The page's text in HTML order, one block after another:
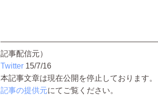
記事配信元）
Twitter 15/7/16
本記事文章は現在公開を停止しております
記事の提供元にてご覧ください。